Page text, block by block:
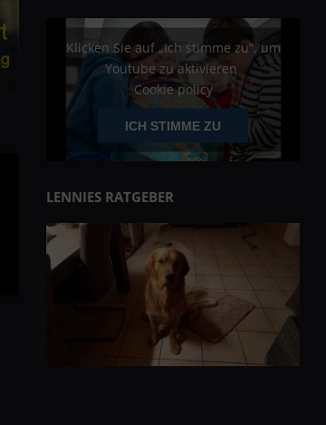
Klicken Sie auf „Ich stimme zu“, um
Youtube zu aktivieren
Cookie policy
ICH STIMME ZU
LENNIES RATGEBER